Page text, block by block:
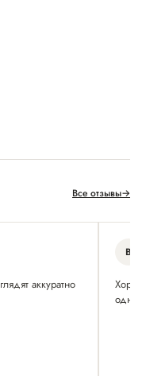
Все отзывы→
аккуратно
В
одна